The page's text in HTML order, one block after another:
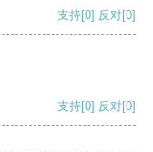
支持[0] 反对[0]
支持[0] 反对[0]